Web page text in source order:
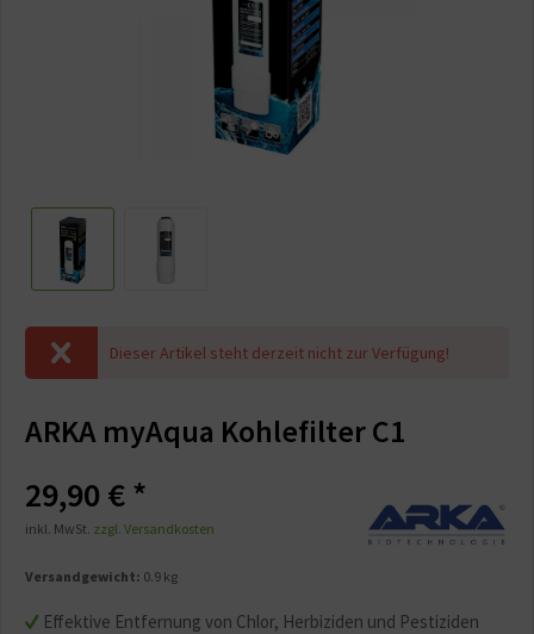
Dieser Artikel steht derzeit nicht zur Verfügung!
ARKA myAqua Kohlefilter C1
Effektive Entfernung von Chlor, Herbiziden und Pestiziden
29,90 € *
inkl. MwSt. zzgl. Versandkosten
Versandgewicht: 0.9 kg